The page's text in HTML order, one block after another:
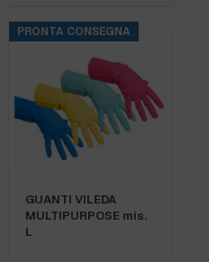
PRONTA CONSEGNA
GUANTI VILEDA
MULTIPURPOSE mis.
L